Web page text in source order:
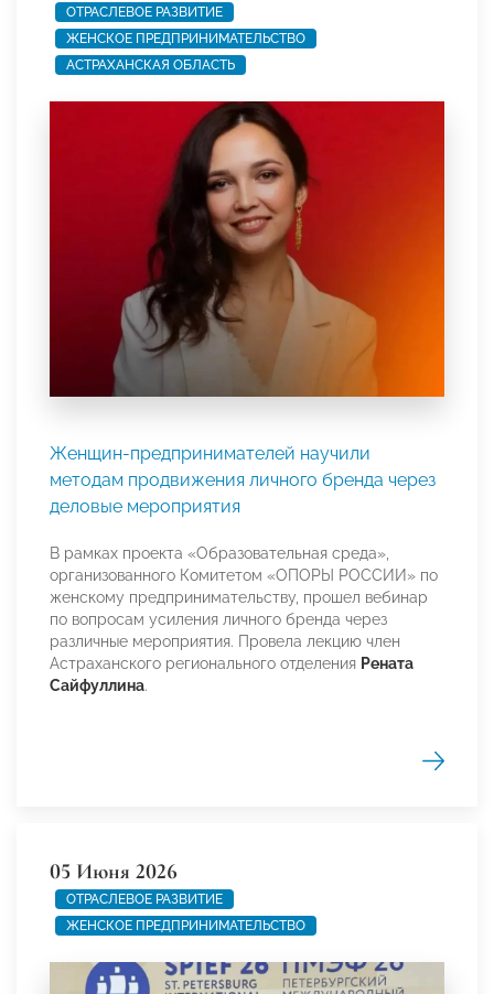
ОТРАСЛЕВОЕ РАЗВИТИЕ
ЖЕНСКОЕ ПРЕДПРИНИМАТЕЛЬСТВО
АСТРАХАНСКАЯ ОБЛАСТЬ
Женщин-предпринимателей научили
методам продвижения личного бренда через
деловые мероприятия
В рамках проекта «Образовательная среда»,
организованного Комитетом «ОПОРЫ РОССИИ» по
женскому предпринимательству, прошел вебинар
по вопросам усиления личного бренда через
различные мероприятия. Провела лекцию член
Астраханского регионального отделения Рената
Сайфуллина.
05 Июня 2026
ОТРАСЛЕВОЕ РАЗВИТИЕ
ЖЕНСКОЕ ПРЕДПРИНИМАТЕЛЬСТВО